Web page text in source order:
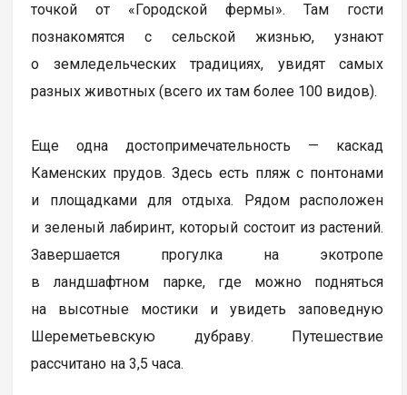
точкой от «Городской фермы». Там гости
познакомятся с сельской жизнью, узнают
о земледельческих традициях, увидят самых
разных животных (всего их там более 100 видов).
Еще одна достопримечательность — каскад
Каменских прудов. Здесь есть пляж с понтонами
и площадками для отдыха. Рядом расположен
и зеленый лабиринт, который состоит из растений.
Завершается прогулка на экотропе
в ландшафтном парке, где можно подняться
на высотные мостики и увидеть заповедную
Шереметьевскую дубраву. Путешествие
рассчитано на 3,5 часа.